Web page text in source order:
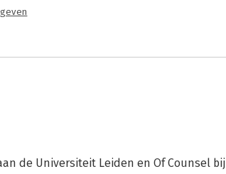
de Universiteit Leiden en Of Counsel bij